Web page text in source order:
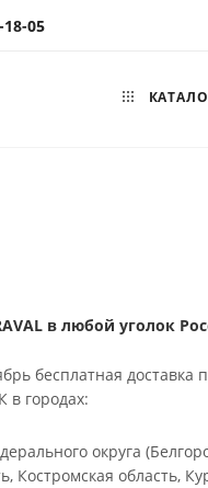
05
в любой уголок
бесплатная доставка
в городах:
округа
Костромская область,